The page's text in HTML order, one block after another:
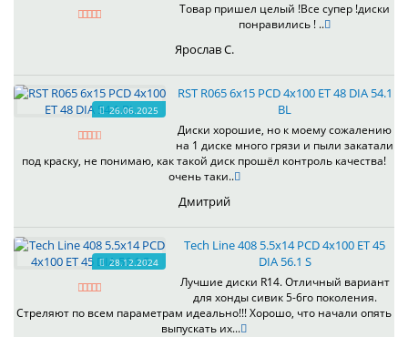
Товар пришел целый !Все супер !диски
понравились ! ..
Ярослав С.
26.06.2025
RST R065 6x15 PCD 4x100 ET 48 DIA 54.1
BL
Диски хорошие, но к моему сожалению
на 1 диске много грязи и пыли закатали
под краску, не понимаю, как такой диск прошёл контроль качества!
очень таки..
Дмитрий
28.12.2024
Tech Line 408 5.5x14 PCD 4x100 ET 45
DIA 56.1 S
Лучшие диски R14. Отличный вариант
для хонды сивик 5-6го поколения.
Стреляют по всем параметрам идеально!!! Хорошо, что начали опять
выпускать их...